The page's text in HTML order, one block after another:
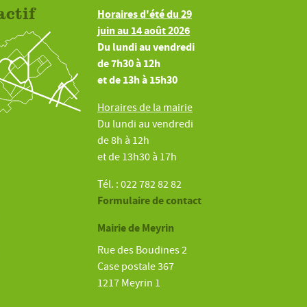
Horaires d'été du 29
juin au 14 août 2026
Du lundi au vendredi
de 7h30 à 12h
et de 13h à 15h30
Horaires de la mairie
Du lundi au vendredi
de 8h à 12h
et de 13h30 à 17h
Tél. : 022 782 82 82
Formulaire de contact
Mairie de Meyrin
Rue des Boudines 2
Case postale 367
1217 Meyrin 1